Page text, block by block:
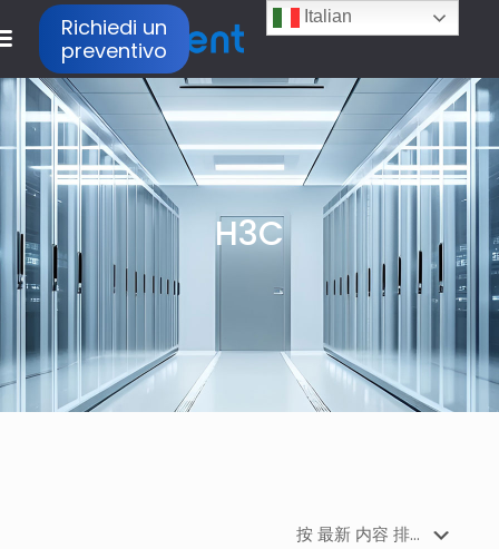
Richiedi un
preventivo
H3C
Italian